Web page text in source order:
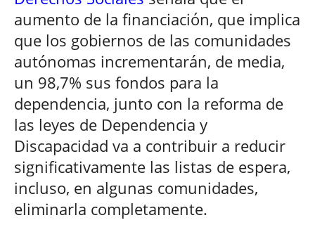
aumento de la financiación, que implica
que los gobiernos de las comunidades
autónomas incrementarán, de media,
un 98,7% sus fondos para la
dependencia, junto con la reforma de
las leyes de Dependencia y
Discapacidad va a contribuir a reducir
significativamente las listas de espera,
incluso, en algunas comunidades,
eliminarla completamente.